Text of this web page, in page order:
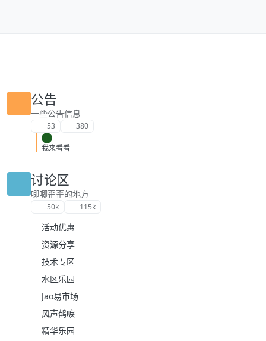
公告
一些公告信息
53 380
L
我来看看
讨论区
唧唧歪歪的地方
50k 115k
活动优惠
资源分享
技术专区
水区乐园
Jao易市场
风声鹤唳
精华乐园